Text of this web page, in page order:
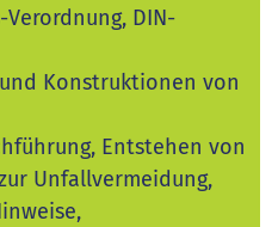
DIN-
Konstruktionen von
Entstehen von
Unfallvermeidung,